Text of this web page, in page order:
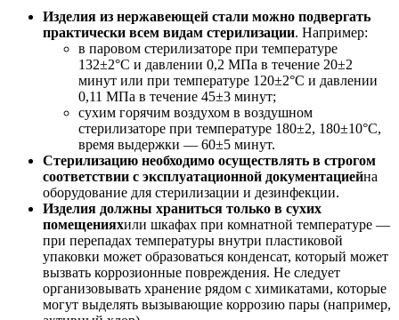
Изделия из нержавеющей стали можно подвергать
практически всем видам стерилизации. Например:
в паровом стерилизаторе при температуре
132±2°C и давлении 0,2 МПа в течение 20±2
минут или при температуре 120±2°С и давлении
0,11 МПа в течение 45±3 минут;
сухим горячим воздухом в воздушном
стерилизаторе при температуре 180±2, 180±10°С,
время выдержки — 60±5 минут.
Стерилизацию необходимо осуществлять в строгом
соответствии с эксплуатационной документациейна
оборудование для стерилизации и дезинфекции.
Изделия должны храниться только в сухих
помещенияхили шкафах при комнатной температуре —
при перепадах температуры внутри пластиковой
упаковки может образоваться конденсат, который может
вызвать коррозионные повреждения. Не следует
организовывать хранение рядом с химикатами, которые
могут выделять вызывающие коррозию пары (например,